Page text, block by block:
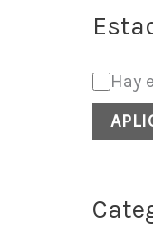
Hay